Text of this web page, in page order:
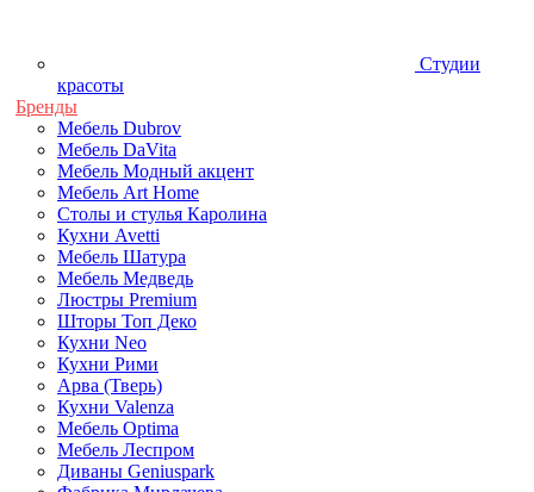
Студии
красоты
Бренды
Мебель Dubrov
Мебель DaVita
Мебель Модный акцент
Мебель Art Home
Столы и стулья Каролина
Кухни Avetti
Мебель Шатура
Мебель Медведь
Люстры Premium
Шторы Топ Деко
Кухни Neo
Кухни Рими
Арва (Тверь)
Кухни Valenza
Мебель Optima
Мебель Леспром
Диваны Geniuspark